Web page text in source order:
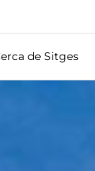
de Sitges